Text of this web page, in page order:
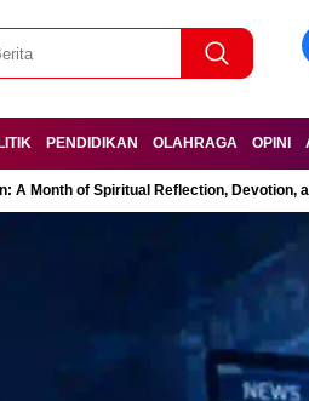
PENDIDIKAN OLAHRAGA OPINI
A Month of Spiritual Reflection, Devotion,